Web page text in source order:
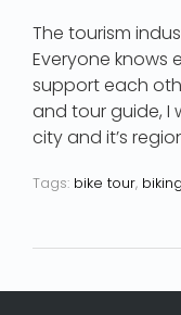
The tourism
Everyone knows
support each
and tour guide, I
city and it’s
Tags: bike tour, biking